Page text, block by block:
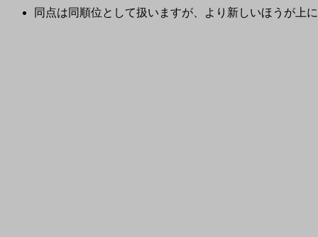
同点は同順位として扱いますが、より新しいほうが上